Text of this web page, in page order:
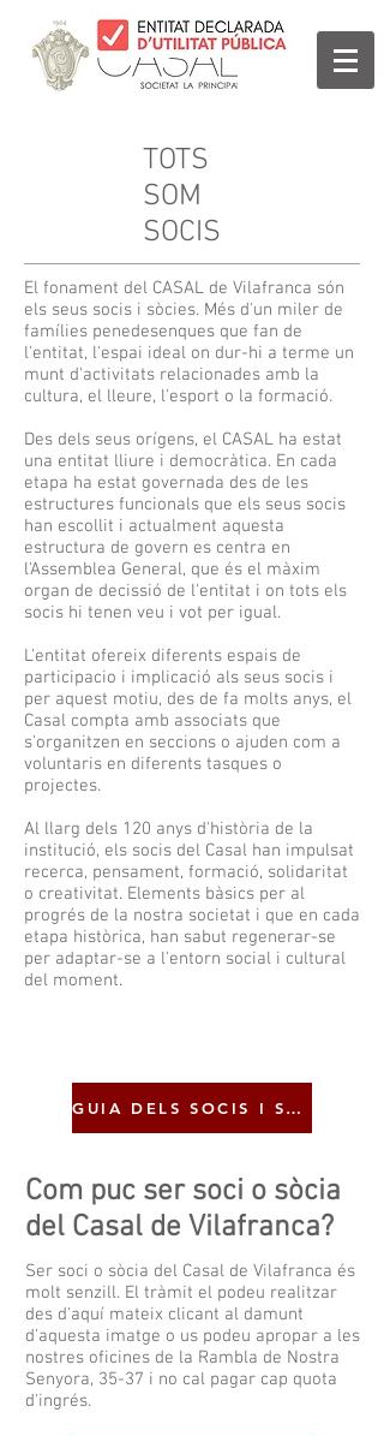
TOTS
SOM
SOCIS
El fonament del CASAL de Vilafranca són
els seus socis i sòcies. Més d'un miler de
famílies penedesenques que fan de
l'entitat, l'espai ideal on dur-hi a terme un
munt d'activitats relacionades amb la
cultura, el lleure, l'esport o la formació.
Des dels seus orígens, el CASAL ha estat
una entitat lliure i democràtica. En cada
etapa ha estat governada des de les
estructures funcionals que els seus socis
han escollit i actualment aquesta
estructura de govern es centra en
l'Assemblea General, que és el màxim
organ de decissió de l'entitat i on tots els
socis hi tenen veu i vot per igual.
L'entitat ofereix diferents espais de
participacio i implicació als seus socis i
per aquest motiu, des de fa molts anys, el
Casal compta amb associats que
s'organitzen en seccions o ajuden com a
voluntaris en diferents tasques o
projectes.
Al llarg dels 120 anys d'història de la
institució, els socis del Casal han impulsat
recerca, pensament, formació, solidaritat
o creativitat. Elements bàsics per al
progrés de la nostra societat i que en cada
etapa històrica, han sabut regenerar-se
per adaptar-se a l'entorn social i cultural
del moment.
GUIA DELS SOCIS I SÒCIES
Ser soci o sòcia del Casal de Vilafranca és
molt senzill. El tràmit el podeu realitzar
des d'aquí mateix clicant al damunt
d'aquesta imatge o us podeu apropar a les
nostres oficines de la Rambla de Nostra
Senyora, 35-37 i no cal pagar cap quota
d'ingrés.
Com puc ser soci o sòcia
del Casal de Vilafranca?